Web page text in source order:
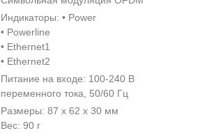
Индикаторы: • Power
• Powerline
• Ethernet1
• Ethernet2
Питание на входе: 100-240 В
переменного тока, 50/60 Гц
Размеры: 87 x 62 x 30 мм
Вес: 90 г